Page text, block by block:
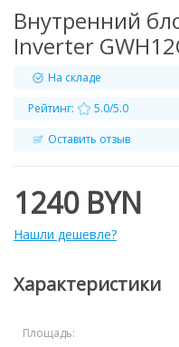
Внутренний
Inverter
На складе
Рейтинг:
5.0/5.0
Оставить отзыв
1240 BYN
Нашли дешевле?
Характеристики
Площадь: